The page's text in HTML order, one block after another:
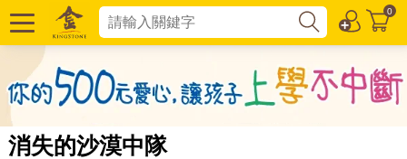
0
消失的沙漠中隊